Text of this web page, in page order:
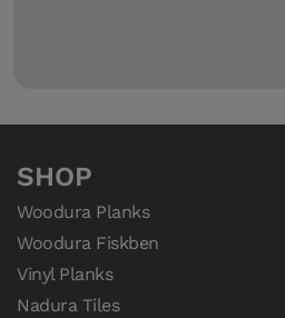
SHOP
Woodura Planks
Woodura Fiskben
Vinyl Planks
Nadura Tiles